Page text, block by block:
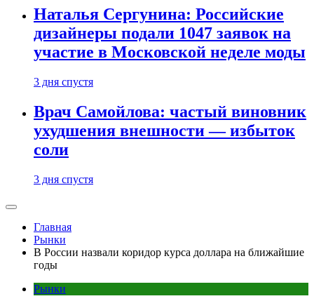
Наталья Сергунина: Российские
дизайнеры подали 1047 заявок на
участие в Московской неделе моды
3 дня спустя
Врач Самойлова: частый виновник
ухудшения внешности — избыток
соли
3 дня спустя
Главная
Рынки
В России назвали коридор курса доллара на ближайшие
годы
Рынки